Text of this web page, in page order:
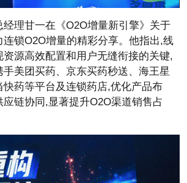
经理甘一在《O2O增量新引擎》关于
锁O2O增量的精彩分享。他指出,线
源高效配置和用户无缝衔接的关键,
美团买药、京东买药秒送、海王星
快药等平台及连锁药店,优化产品布
应链协同,显著提升O2O渠道销售占